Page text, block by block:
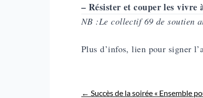
– Résister et couper les
NB :Le collectif 69 de soutien
Plus d’infos, lien pour signer
← Succès de la soirée « Ensemble